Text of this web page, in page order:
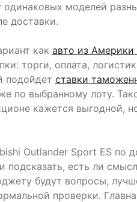
моделей
доставки.
как авто из Америки
торги, оплата,
подойдет ставки
по выбранному лоту.
кажется выгодной,
Outlander Sport ES по
есть ли
будут вопросы,
проверки.